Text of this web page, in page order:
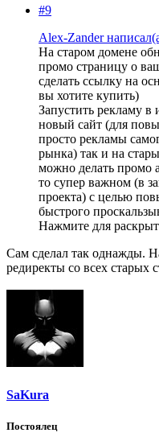
#9
Alex-Zander
На старом домене
промо страницу о
сделать ссылку на
вы хотите купить)
Запустить рекламу в
новый сайт (для
просто рекламы
рынка) так и на
можно делать промо
то супер важном (в
проекта) с целью
быстрого
Нажмите для
Сам сделал так однажды.
редиректы со всех старых
SaKura
Постоялец